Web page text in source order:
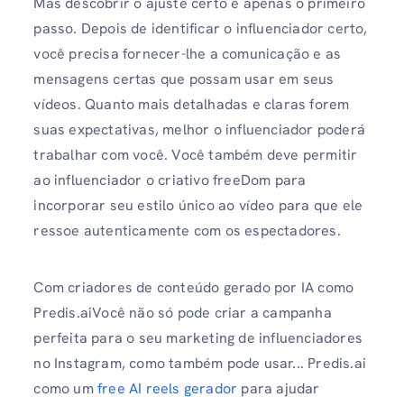
passo. Depois de identificar o influenciador certo,
você precisa fornecer-lhe a comunicação e as
mensagens certas que possam usar em seus
vídeos. Quanto mais detalhadas e claras forem
suas expectativas, melhor o influenciador poderá
trabalhar com você. Você também deve permitir
ao influenciador o criativo freeDom para
incorporar seu estilo único ao vídeo para que ele
ressoe autenticamente com os espectadores.
Com criadores de conteúdo gerado por IA como
Predis.aiVocê não só pode criar a campanha
perfeita para o seu marketing de influenciadores
no Instagram, como também pode usar... Predis.ai
como umfree AI reels gerador para ajudar